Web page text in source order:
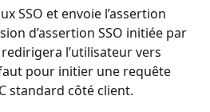
SSO et envoie l’assertion
d’assertion SSO initiée par
l’utilisateur vers
pour initier une requête
standard côté client.